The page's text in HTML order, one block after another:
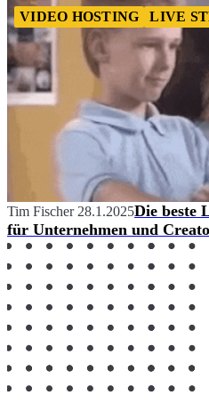
VIDEO HOSTING LIVE
Tim Fischer 28.1.2025Die beste
für Unternehmen und